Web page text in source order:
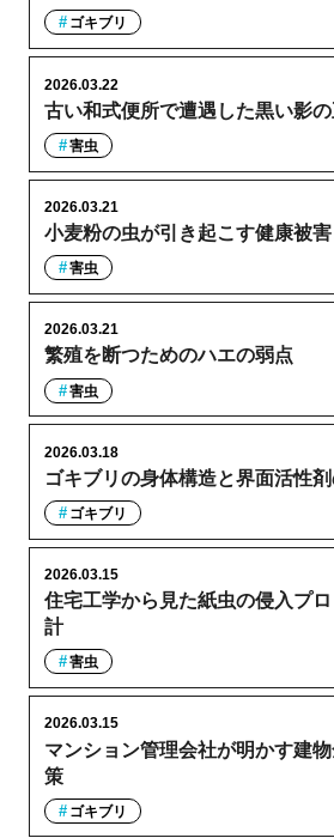
ゴキブリ
古い和式便所で遭遇した黒い影
2026.03.22
害虫
小麦粉の虫が引き起こす健康被
2026.03.21
害虫
繁殖を断つためのハエの弱点
2026.03.21
害虫
ゴキブリの身体構造と界面活性
2026.03.18
ゴキブリ
住宅工学から見た紙虫の侵入プ
計
2026.03.15
害虫
マンション管理会社が明かす建
策
2026.03.15
ゴキブリ